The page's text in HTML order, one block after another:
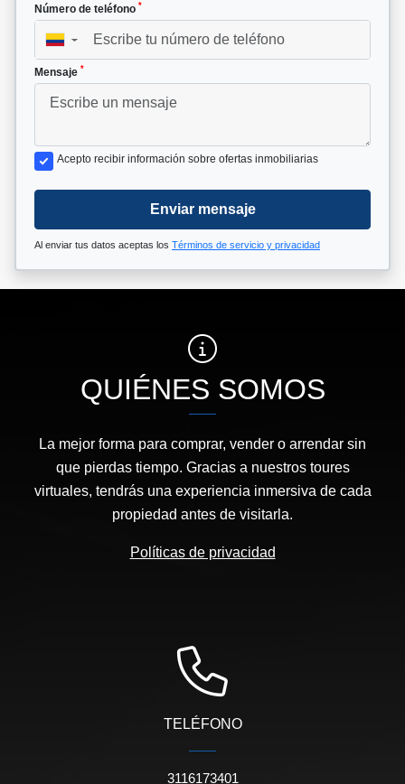
Número de teléfono *
▼
Mensaje *
Acepto recibir información sobre ofertas inmobiliarias
Enviar mensaje
Al enviar tus datos aceptas los Términos de servicio y privacidad
QUIÉNES SOMOS
La mejor forma para comprar, vender o arrendar sin
que pierdas tiempo. Gracias a nuestros toures
virtuales, tendrás una experiencia inmersiva de cada
propiedad antes de visitarla.
Políticas de privacidad
TELÉFONO
3116173401